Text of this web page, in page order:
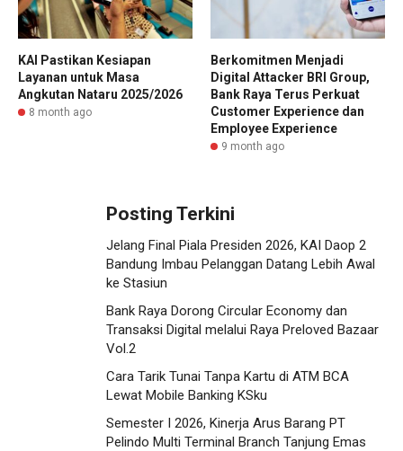
KAI Pastikan Kesiapan
Layanan untuk Masa
Angkutan Nataru 2025/2026
8 month ago
Berkomitmen Menjadi
Digital Attacker BRI Group,
Bank Raya Terus Perkuat
Customer Experience dan
Employee Experience
9 month ago
Posting Terkini
Jelang Final Piala Presiden 2026, KAI Daop 2
Bandung Imbau Pelanggan Datang Lebih Awal
ke Stasiun
Bank Raya Dorong Circular Economy dan
Transaksi Digital melalui Raya Preloved Bazaar
Vol.2
Cara Tarik Tunai Tanpa Kartu di ATM BCA
Lewat Mobile Banking KSku
Semester I 2026, Kinerja Arus Barang PT
Pelindo Multi Terminal Branch Tanjung Emas